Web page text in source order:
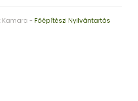
Kamara - Főépítészi Nyilvántartás